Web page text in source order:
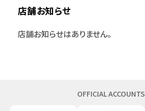
店舗お知らせ
店舗お知らせはありません。
OFFICIAL ACCOUNTS